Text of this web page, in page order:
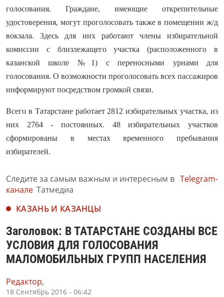
голосования. Граждане, имеющие открепительные
удостоверения, могут проголосовать также в помещении ж/д
вокзала. Здесь для них работают члены избирательной
комиссии с близлежащего участка (расположенного в
казанской школе №1) с переносными урнами для
голосования. О возможности проголосовать всех пассажиров
информируют посредством громкой связи.
Всего в Татарстане работает 2812 избирательных участка, из
них 2764 - постоянных. 48 избирательных участков
сформированы в местах временного пребывания
избирателей.
Следите за самым важным и интересным в Telegram-
канале Татмедиа
КАЗАНЬ И КАЗАНЦЫ
Заголовок: В ТАТАРСТАНЕ СОЗДАНЫ ВСЕ
УСЛОВИЯ ДЛЯ ГОЛОСОВАНИЯ
МАЛОМОБИЛЬНЫХ ГРУПП НАСЕЛЕНИЯ
Редактор,
18 Сентябрь 2016 - 06:42